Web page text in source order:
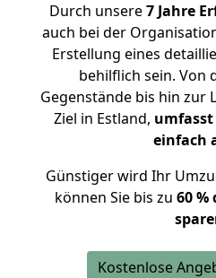
Durch unsere7 Jahre
auch bei der
Erstellung eines
behilflich sein. Von
Gegenstände bis hin zur
Ziel in Estland, umfasst
einfach
Günstiger wird Ihr
können Sie bis zu 60 %
Kostenlose